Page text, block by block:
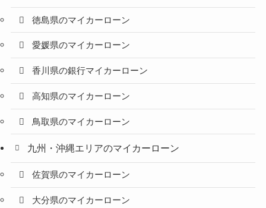
徳島県のマイカーローン
愛媛県のマイカーローン
香川県の銀行マイカーローン
高知県のマイカーローン
鳥取県のマイカーローン
九州・沖縄エリアのマイカーローン
佐賀県のマイカーローン
大分県のマイカーローン